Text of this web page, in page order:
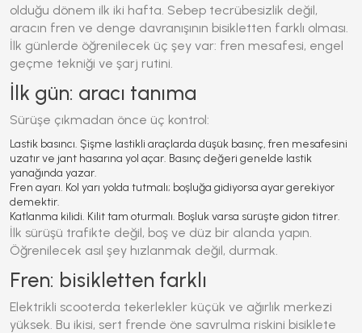
olduğu dönem ilk iki hafta. Sebep tecrübesizlik değil,
aracın fren ve denge davranışının bisikletten farklı olması.
İlk günlerde öğrenilecek üç şey var: fren mesafesi, engel
geçme tekniği ve şarj rutini.
İlk gün: aracı tanıma
Sürüşe çıkmadan önce üç kontrol:
Lastik basıncı. Şişme lastikli araçlarda düşük basınç, fren mesafesini
uzatır ve jant hasarına yol açar. Basınç değeri genelde lastik
yanağında yazar.
Fren ayarı. Kol yarı yolda tutmalı; boşluğa gidiyorsa ayar gerekiyor
demektir.
Katlanma kilidi. Kilit tam oturmalı. Boşluk varsa sürüşte gidon titrer.
İlk sürüşü trafikte değil, boş ve düz bir alanda yapın.
Öğrenilecek asıl şey hızlanmak değil, durmak.
Fren: bisikletten farklı
Elektrikli scooterda tekerlekler küçük ve ağırlık merkezi
yüksek. Bu ikisi, sert frende öne savrulma riskini bisiklete